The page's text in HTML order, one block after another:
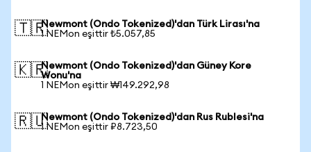
🇹🇷Newmont (Ondo Tokenized)'dan Türk Lirası'na
1 NEMon eşittir ₺5.057,85
🇰🇷Newmont (Ondo Tokenized)'dan Güney Kore
Wonu'na
1 NEMon eşittir ₩149.292,98
🇷🇺Newmont (Ondo Tokenized)'dan Rus Rublesi'na
1 NEMon eşittir ₽8.723,50